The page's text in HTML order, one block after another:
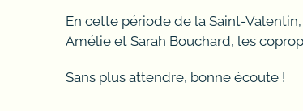
En cette période de la Saint-
Amélie et Sarah Bouchard, les
Sans plus attendre, bonne écoute !